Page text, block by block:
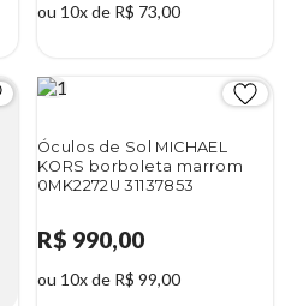
ou 10x de R$ 73,00
Óculos de Sol MICHAEL
KORS borboleta marrom
0MK2272U 31137853
R$ 990,00
ou 10x de R$ 99,00